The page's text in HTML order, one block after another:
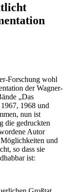
Forschung wohl
der Wagner-
„Das
1968 und
nun ist
die gedruckten
Autor
und
so dass sie
ist: